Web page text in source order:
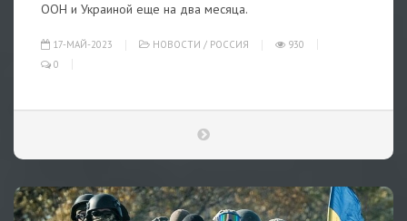
ООН и Украиной еще на два месяца.
17-МАЙ-2023 НОВОСТИ / РОССИЯ
930
0